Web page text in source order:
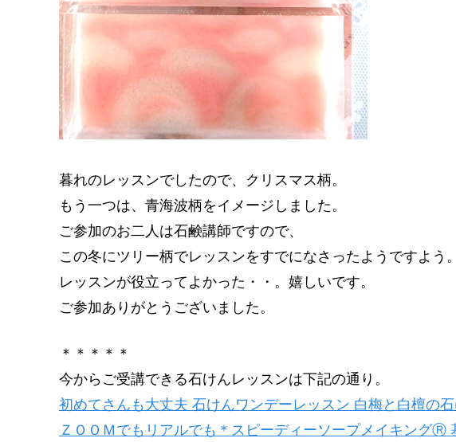
暮れのレッスンでしたので、クリスマス柄。
もう一つは、青海波柄をイメージしました。
ご参加のお二人は石鹸講師ですので、
この冬にツリー柄でレッスンをすでになさったようですよう。
レッスンが役立ってよかった・・。嬉しいです。
ご参加ありがとうございました。
＊＊＊＊＊
今からご受講できる石けんレッスンは下記の通り。
初めてさんも大丈夫 石けんワンデーレッスン 白梅と白檀
ＺＯＯＭでもリアルでも＊スピーディーソープメイキング